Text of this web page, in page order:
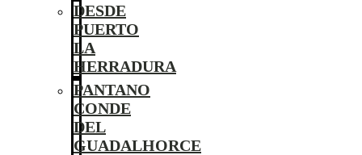
DESDE
PUERTO
LA
HERRADURA
PANTANO
CONDE
DEL
GUADALHORCE